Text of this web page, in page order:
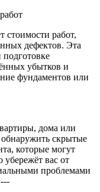
стоимости работ,
дефектов. Эта
убытков и
фундаментов или
дома или
скрытые
которые могут
убережёт вас от
проблемами